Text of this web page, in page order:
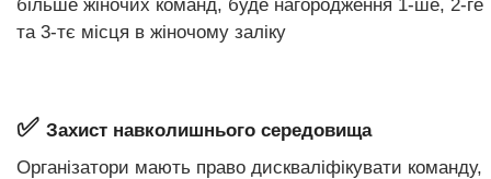
більше жіночих команд, буде нагородження 1-ше, 2-ге
та 3-тє місця в жіночому заліку
✅ Захист навколишнього середовища
Організатори мають право дискваліфікувати команду,